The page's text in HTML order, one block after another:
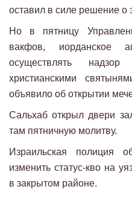
оставил в силе решение о
Но в пятницу
вакфов, иорданское
осуществлять
христианскими
объявило об открытии
Сальхаб открыл двери
там пятничную молитву.
Израильская полиция
изменить статус-кво на
в закрытом районе.